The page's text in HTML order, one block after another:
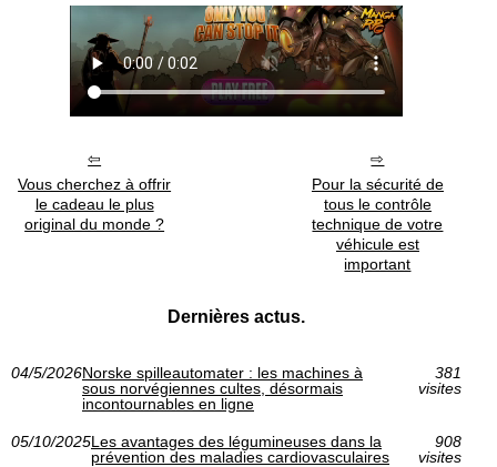
Vous cherchez à offrir
le cadeau le plus
original du monde ?
Pour la sécurité de
tous le contrôle
technique de votre
véhicule est
important
Dernières actus.
04/5/2026Norske spilleautomater : les machines à
sous norvégiennes cultes, désormais
incontournables en ligne
381
visites
05/10/2025Les avantages des légumineuses dans la
prévention des maladies cardiovasculaires
908
visites